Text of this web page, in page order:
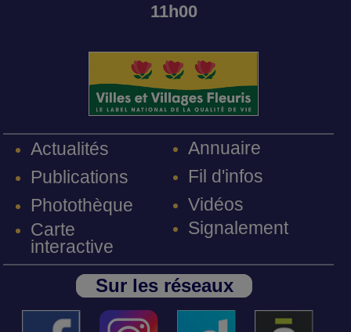
11h00
Actualités
Publications
Photothèque
Carte
interactive
Annuaire
Fil d'infos
Vidéos
Signalement
Sur les réseaux